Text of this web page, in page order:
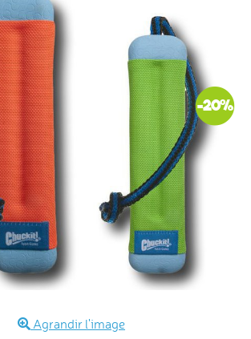
-20%
Agrandir l'image